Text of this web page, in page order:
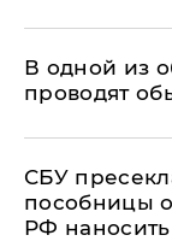
В одной из
проводят
СБУ
пособницы
РФ